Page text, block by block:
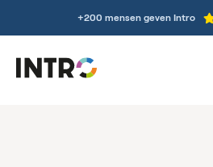
+200 mensen geven Intro